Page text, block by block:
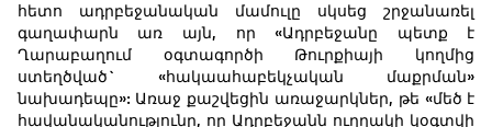
հետո ադրբեջանական մամուլը սկսեց շրջանառել
գաղափարն առ այն, որ «Ադրբեջանը պետք է
Ղարաբաղում օգտագործի Թուրքիայի կողմից
ստեղծված` «հակաահաբեկչական մաքրման»
նախադեպը»: Առաջ քաշվեցին առաջարկներ, թե «մեծ է
հավանականությունը, որ Ադրբեջանն ուղղակի կօգտվի